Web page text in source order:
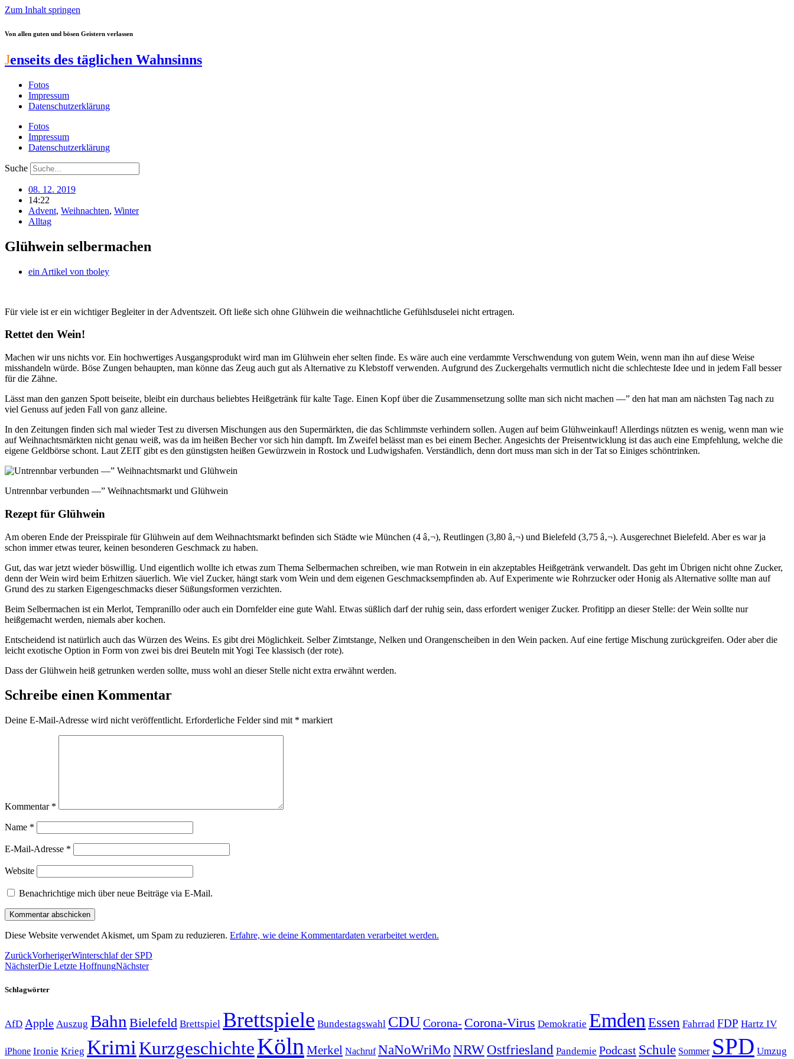
Zum Inhalt springen
Von allen guten und bösen Geistern verlassen
Jenseits des täglichen Wahnsinns
Fotos
Impressum
Datenschutzerklärung
Fotos
Impressum
Datenschutzerklärung
Suche
08. 12. 2019
14:22
Advent, Weihnachten, Winter
Alltag
Glühwein selbermachen
ein Artikel von tboley
Für viele ist er ein wichtiger Begleiter in der Adventszeit. Oft ließe sich ohne Glühwein die weihnachtliche Gefühlsduselei nicht ertragen.
Rettet den Wein!
Machen wir uns nichts vor. Ein hochwertiges Ausgangsprodukt wird man im Glühwein eher selten finde. Es wäre auch eine verdammte Verschwendung von gutem Wein, wenn man ihn auf diese Weise
misshandeln würde. Böse Zungen behaupten, man könne das Zeug auch gut als Alternative zu Klebstoff verwenden. Aufgrund des Zuckergehalts vermutlich nicht die schlechteste Idee und in jedem Fall besser
für die Zähne.
Lässt man den ganzen Spott beiseite, bleibt ein durchaus beliebtes Heißgetränk für kalte Tage. Einen Kopf über die Zusammensetzung sollte man sich nicht machen —” den hat man am nächsten Tag nach zu
viel Genuss auf jeden Fall von ganz alleine.
In den Zeitungen finden sich mal wieder Test zu diversen Mischungen aus den Supermärkten, die das Schlimmste verhindern sollen. Augen auf beim Glühweinkauf! Allerdings nützten es wenig, wenn man wie
auf Weihnachtsmärkten nicht genau weiß, was da im heißen Becher vor sich hin dampft. Im Zweifel belässt man es bei einem Becher. Angesichts der Preisentwicklung ist das auch eine Empfehlung, welche die
eigene Geldbörse schont. Laut ZEIT gibt es den günstigsten heißen Gewürzwein in Rostock und Ludwigshafen. Verständlich, denn dort muss man sich in der Tat so Einiges schöntrinken.
Untrennbar verbunden —” Weihnachtsmarkt und Glühwein
Rezept für Glühwein
Am oberen Ende der Preisspirale für Glühwein auf dem Weihnachtsmarkt befinden sich Städte wie München (4 â‚¬), Reutlingen (3,80 â‚¬) und Bielefeld (3,75 â‚¬). Ausgerechnet Bielefeld. Aber es war ja
schon immer etwas teurer, keinen besonderen Geschmack zu haben.
Gut, das war jetzt wieder böswillig. Und eigentlich wollte ich etwas zum Thema Selbermachen schreiben, wie man Rotwein in ein akzeptables Heißgetränk verwandelt. Das geht im Übrigen nicht ohne Zucker,
denn der Wein wird beim Erhitzen säuerlich. Wie viel Zucker, hängt stark vom Wein und dem eigenen Geschmacksempfinden ab. Auf Experimente wie Rohrzucker oder Honig als Alternative sollte man auf
Grund des zu starken Eigengeschmacks dieser Süßungsformen verzichten.
Beim Selbermachen ist ein Merlot, Tempranillo oder auch ein Dornfelder eine gute Wahl. Etwas süßlich darf der ruhig sein, dass erfordert weniger Zucker. Profitipp an dieser Stelle: der Wein sollte nur
heißgemacht werden, niemals aber kochen.
Entscheidend ist natürlich auch das Würzen des Weins. Es gibt drei Möglichkeit. Selber Zimtstange, Nelken und Orangenscheiben in den Wein packen. Auf eine fertige Mischung zurückgreifen. Oder aber die
leicht exotische Option in Form von zwei bis drei Beuteln mit Yogi Tee klassisch (der rote).
Dass der Glühwein heiß getrunken werden sollte, muss wohl an dieser Stelle nicht extra erwähnt werden.
Schreibe einen Kommentar
Deine E-Mail-Adresse wird nicht veröffentlicht. Erforderliche Felder sind mit * markiert
Kommentar *
Name *
E-Mail-Adresse *
Website
Benachrichtige mich über neue Beiträge via E-Mail.
Diese Website verwendet Akismet, um Spam zu reduzieren. Erfahre, wie deine Kommentardaten verarbeitet werden.
ZurückVorherigerWinterschlaf der SPD
NächsterDie Letzte HoffnungNächster
Schlagwörter
AfD Apple Auszug Bahn Bielefeld Brettspiel Brettspiele Bundestagswahl CDUCorona- Corona-Virus Demokratie Emden Essen Fahrrad FDP Hartz IV
iPhone Ironie Krieg Krimi KurzgeschichteKöln Merkel Nachruf NaNoWriMo NRWOstfriesland Pandemie Podcast Schule Sommer SPD Umzug